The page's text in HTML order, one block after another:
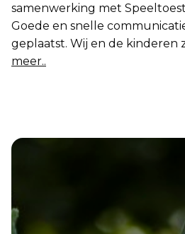
samenwerking met
Goede en snelle
geplaatst. Wij en de kinderen
met de speeltoestellen en de
meer..